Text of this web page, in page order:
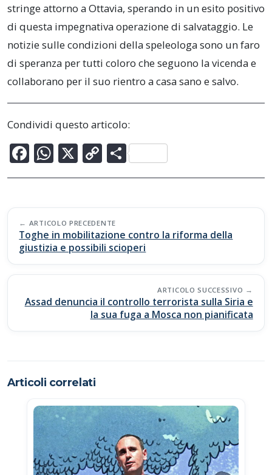
stringe attorno a Ottavia, sperando in un esito positivo
di questa impegnativa operazione di salvataggio. Le
notizie sulle condizioni della speleologa sono un faro
di speranza per tutti coloro che seguono la vicenda e
collaborano per il suo rientro a casa sano e salvo.
Condividi questo articolo:
F
ac
b
o
o
k
W
h
s
A
p
p
X C
o
y
Li
n
k
C
o
di
vi
di
Post
navigation
ARTICOLO PRECEDENTE
Toghe in mobilitazione contro la riforma della
giustizia e possibili scioperi
ARTICOLO SUCCESSIVO
Assad denuncia il controllo terrorista sulla Siria e
la sua fuga a Mosca non pianificata
Articoli correlati